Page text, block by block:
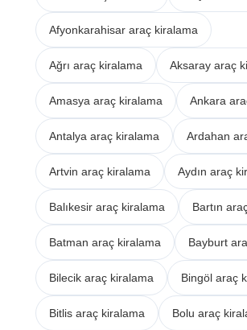
Afyonkarahisar araç kiralama
Ağrı araç kiralama Aksaray araç
Amasya araç kiralama Ankara
Antalya araç kiralama Ardahan
Artvin araç kiralama Aydın araç
Balıkesir araç kiralama Bartın
Batman araç kiralama Bayburt
Bilecik araç kiralama Bingöl araç
Bitlis araç kiralama Bolu araç